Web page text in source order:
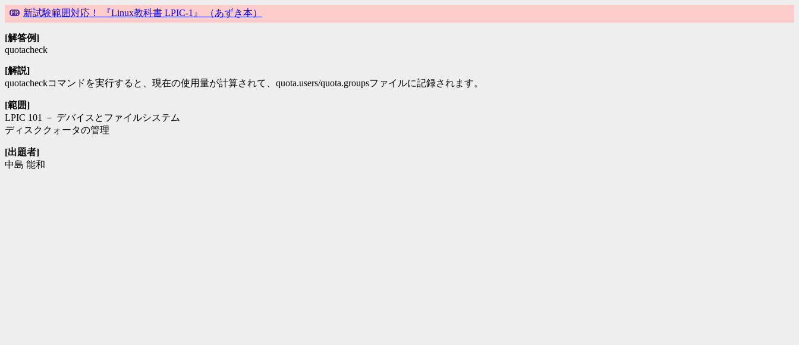
新試験範囲対応！ 『Linux教科書 LPIC-1』 （あずき本）
[解答例]
quotacheck
[解説]
quotacheckコマンドを実行すると、現在の使用量が計算されて、quota.users/quota.groupsファイルに記録されます。
[範囲]
LPIC 101 － デバイスとファイルシステム
ディスククォータの管理
[出題者]
中島 能和